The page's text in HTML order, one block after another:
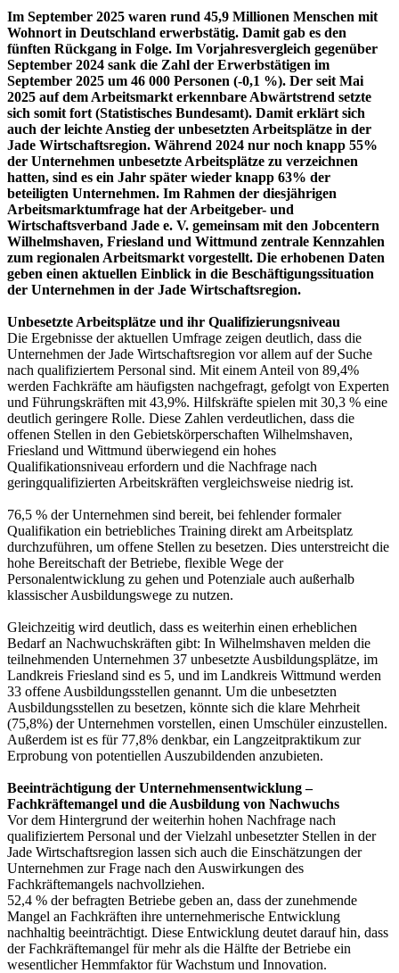
Im September 2025 waren rund 45,9 Millionen Menschen mit
Wohnort in Deutschland erwerbstätig. Damit gab es den
fünften Rückgang in Folge. Im Vorjahresvergleich gegenüber
September 2024 sank die Zahl der Erwerbstätigen im
September 2025 um 46 000 Personen (-0,1 %). Der seit Mai
2025 auf dem Arbeitsmarkt erkennbare Abwärtstrend setzte
sich somit fort (Statistisches Bundesamt). Damit erklärt sich
auch der leichte Anstieg der unbesetzten Arbeitsplätze in der
Jade Wirtschaftsregion. Während 2024 nur noch knapp 55%
der Unternehmen unbesetzte Arbeitsplätze zu verzeichnen
hatten, sind es ein Jahr später wieder knapp 63% der
beteiligten Unternehmen. Im Rahmen der diesjährigen
Arbeitsmarktumfrage hat der Arbeitgeber- und
Wirtschaftsverband Jade e. V. gemeinsam mit den Jobcentern
Wilhelmshaven, Friesland und Wittmund zentrale Kennzahlen
zum regionalen Arbeitsmarkt vorgestellt. Die erhobenen Daten
geben einen aktuellen Einblick in die Beschäftigungssituation
der Unternehmen in der Jade Wirtschaftsregion.
Unbesetzte Arbeitsplätze und ihr Qualifizierungsniveau
Die Ergebnisse der aktuellen Umfrage zeigen deutlich, dass die
Unternehmen der Jade Wirtschaftsregion vor allem auf der Suche
nach qualifiziertem Personal sind. Mit einem Anteil von 89,4%
werden Fachkräfte am häufigsten nachgefragt, gefolgt von Experten
und Führungskräften mit 43,9%. Hilfskräfte spielen mit 30,3 % eine
deutlich geringere Rolle. Diese Zahlen verdeutlichen, dass die
offenen Stellen in den Gebietskörperschaften Wilhelmshaven,
Friesland und Wittmund überwiegend ein hohes
Qualifikationsniveau erfordern und die Nachfrage nach
geringqualifizierten Arbeitskräften vergleichsweise niedrig ist.
76,5 % der Unternehmen sind bereit, bei fehlender formaler
Qualifikation ein betriebliches Training direkt am Arbeitsplatz
durchzuführen, um offene Stellen zu besetzen. Dies unterstreicht die
hohe Bereitschaft der Betriebe, flexible Wege der
Personalentwicklung zu gehen und Potenziale auch außerhalb
klassischer Ausbildungswege zu nutzen.
Gleichzeitig wird deutlich, dass es weiterhin einen erheblichen
Bedarf an Nachwuchskräften gibt: In Wilhelmshaven melden die
teilnehmenden Unternehmen 37 unbesetzte Ausbildungsplätze, im
Landkreis Friesland sind es 5, und im Landkreis Wittmund werden
33 offene Ausbildungsstellen genannt. Um die unbesetzten
Ausbildungsstellen zu besetzen, könnte sich die klare Mehrheit
(75,8%) der Unternehmen vorstellen, einen Umschüler einzustellen.
Außerdem ist es für 77,8% denkbar, ein Langzeitpraktikum zur
Erprobung von potentiellen Auszubildenden anzubieten.
Beeinträchtigung der Unternehmensentwicklung –
Fachkräftemangel und die Ausbildung von Nachwuchs
Vor dem Hintergrund der weiterhin hohen Nachfrage nach
qualifiziertem Personal und der Vielzahl unbesetzter Stellen in der
Jade Wirtschaftsregion lassen sich auch die Einschätzungen der
Unternehmen zur Frage nach den Auswirkungen des
Fachkräftemangels nachvollziehen.
52,4 % der befragten Betriebe geben an, dass der zunehmende
Mangel an Fachkräften ihre unternehmerische Entwicklung
nachhaltig beeinträchtigt. Diese Entwicklung deutet darauf hin, dass
der Fachkräftemangel für mehr als die Hälfte der Betriebe ein
wesentlicher Hemmfaktor für Wachstum und Innovation.